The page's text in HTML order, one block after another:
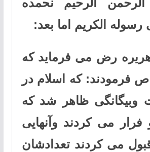
الرحیم نحمده
الکریم اما بعد:
رض می فرماید که
فرمودند: که اسلام در
وبیگانگی ظاهر شد که
فرار می کردند وآنهایی
می کردند تعدادشان